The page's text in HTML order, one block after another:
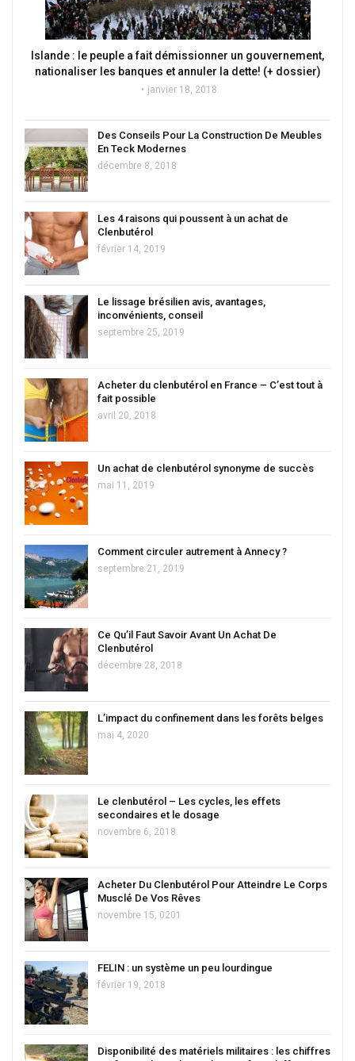
Islande : le peuple a fait démissionner un gouvernement,
nationaliser les banques et annuler la dette! (+ dossier)
janvier 18, 2018
Des Conseils Pour La Construction De Meubles
En Teck Modernes
décembre 8, 2018
Les 4 raisons qui poussent à un achat de
Clenbutérol
février 14, 2019
Le lissage brésilien avis, avantages,
inconvénients, conseil
septembre 25, 2019
Acheter du clenbutérol en France – C’est tout à
fait possible
avril 20, 2018
Un achat de clenbutérol synonyme de succès
mai 11, 2019
Comment circuler autrement à Annecy ?
septembre 21, 2019
Ce Qu’il Faut Savoir Avant Un Achat De
Clenbutérol
décembre 28, 2018
L’impact du confinement dans les forêts belges
mai 4, 2020
Le clenbutérol – Les cycles, les effets
secondaires et le dosage
novembre 6, 2018
Acheter Du Clenbutérol Pour Atteindre Le Corps
Musclé De Vos Rêves
novembre 15, 0201
FELIN : un système un peu lourdingue
février 19, 2018
Disponibilité des matériels militaires : les chiffres